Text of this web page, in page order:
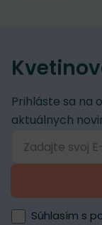
Prihláste sa na
aktuálnych
Súhlasím s